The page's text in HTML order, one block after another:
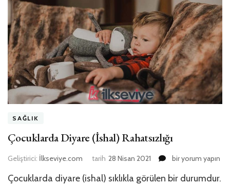
SAĞLIK
Çocuklarda Diyare (İshal) Rahatsızlığı
Geliştirici: İlkseviye.com tarih 28 Nisan 2021
Çocuklarda
(İshal)
bir yorum yapın
Çocuklarda diyare (ishal) sıklıkla görülen bir durumdur.